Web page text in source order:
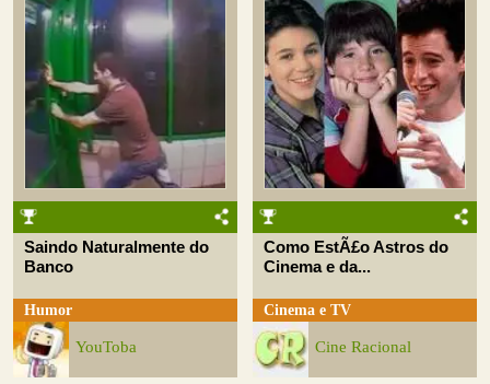
Saindo Naturalmente do
Banco
Humor
YouToba
Como EstÃ£o Astros do
Cinema e da...
Cinema e TV
Cine Racional